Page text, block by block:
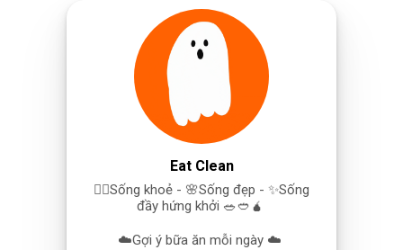
Eat Clean
🧘‍♀️Sống khoẻ - 🌸Sống đẹp - ✨Sống
đầy hứng khởi 🥗🥙🧉
☁️Gợi ý bữa ăn mỗi ngày ☁️